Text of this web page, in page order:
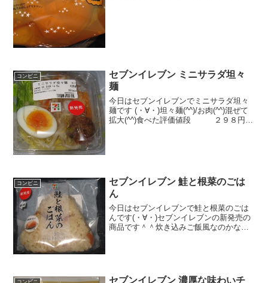
コンビニ
セブンイレブン ミニサラダ坦々
麺
今日はセブンイレブンでミニサラダ坦々
麺です (・∀・)坦々麺(^^)/お肉(^^)混ぜて
拡大(^^)食べた評価値段 ２９８円お
コンビニ
セブンイレブン 鮭と根菜のごは
ん
今日はセブンイレブンで鮭と根菜のごは
んです(・∀・)セブンイレブンの新発売の
商品です＾＾炊き込みご飯風なのかな＾
セブンイレブン 濃厚な味わいチ